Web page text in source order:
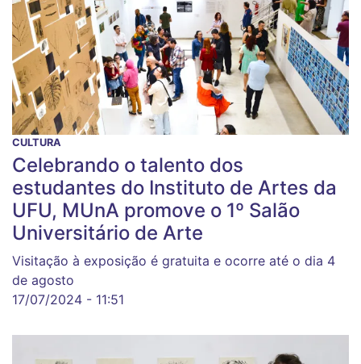
CULTURA
Celebrando o talento dos
estudantes do Instituto de Artes da
UFU, MUnA promove o 1º Salão
Universitário de Arte
Visitação à exposição é gratuita e ocorre até o dia 4
de agosto
17/07/2024 - 11:51